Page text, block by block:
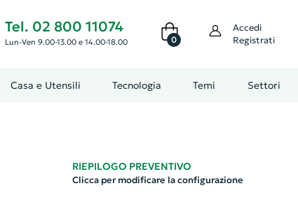
Tel. 02 800 11074
Lun-Ven 9.00-13.00 e 14.00-18.00 0
Accedi
Registrati
Casa e Utensili Tecnologia Temi Settori
RIEPILOGO PREVENTIVO
Clicca per modificare la configurazione